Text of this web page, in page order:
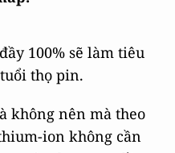
100% sẽ làm tiêu